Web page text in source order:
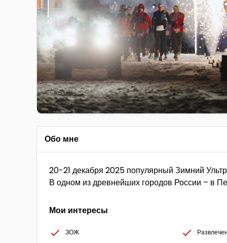
Обо мне
20-21 декабря 2025 популярный Зимний
В одном из древнейших городов России – в
Мои интересы
ЗОЖ